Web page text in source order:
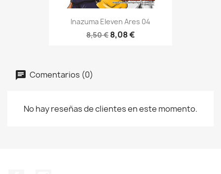
Inazuma Eleven Ares 04
8,50 € 8,08 €
Comentarios (0)
No hay reseñas de clientes en este momento.